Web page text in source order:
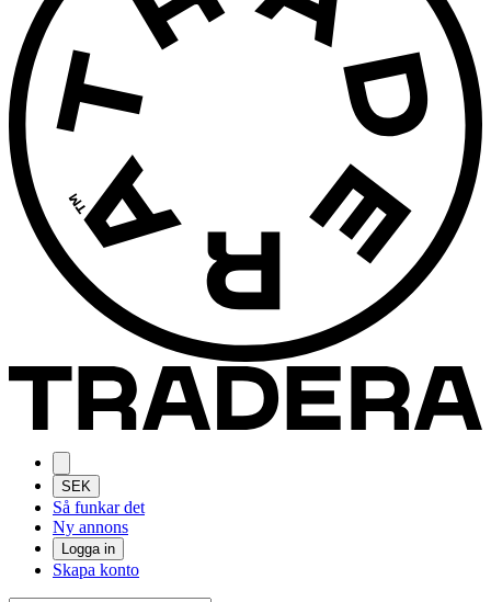
SEK
Så funkar det
Ny annons
Logga in
Skapa konto